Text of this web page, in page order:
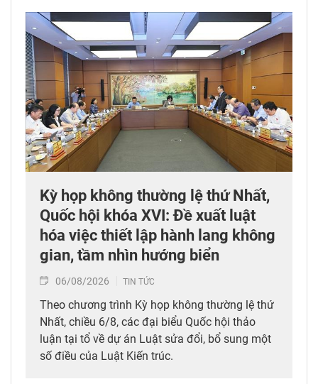
Kỳ họp không thường lệ thứ Nhất,
Quốc hội khóa XVI: Đề xuất luật
hóa việc thiết lập hành lang không
gian, tầm nhìn hướng biển
06/08/2026 TIN TỨC
Theo chương trình Kỳ họp không thường lệ thứ
Nhất, chiều 6/8, các đại biểu Quốc hội thảo
luận tại tổ về dự án Luật sửa đổi, bổ sung một
số điều của Luật Kiến trúc.